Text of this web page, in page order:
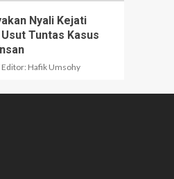
Nyali Kejati
Tuntas Kasus
Editor: Hafik Umsohy